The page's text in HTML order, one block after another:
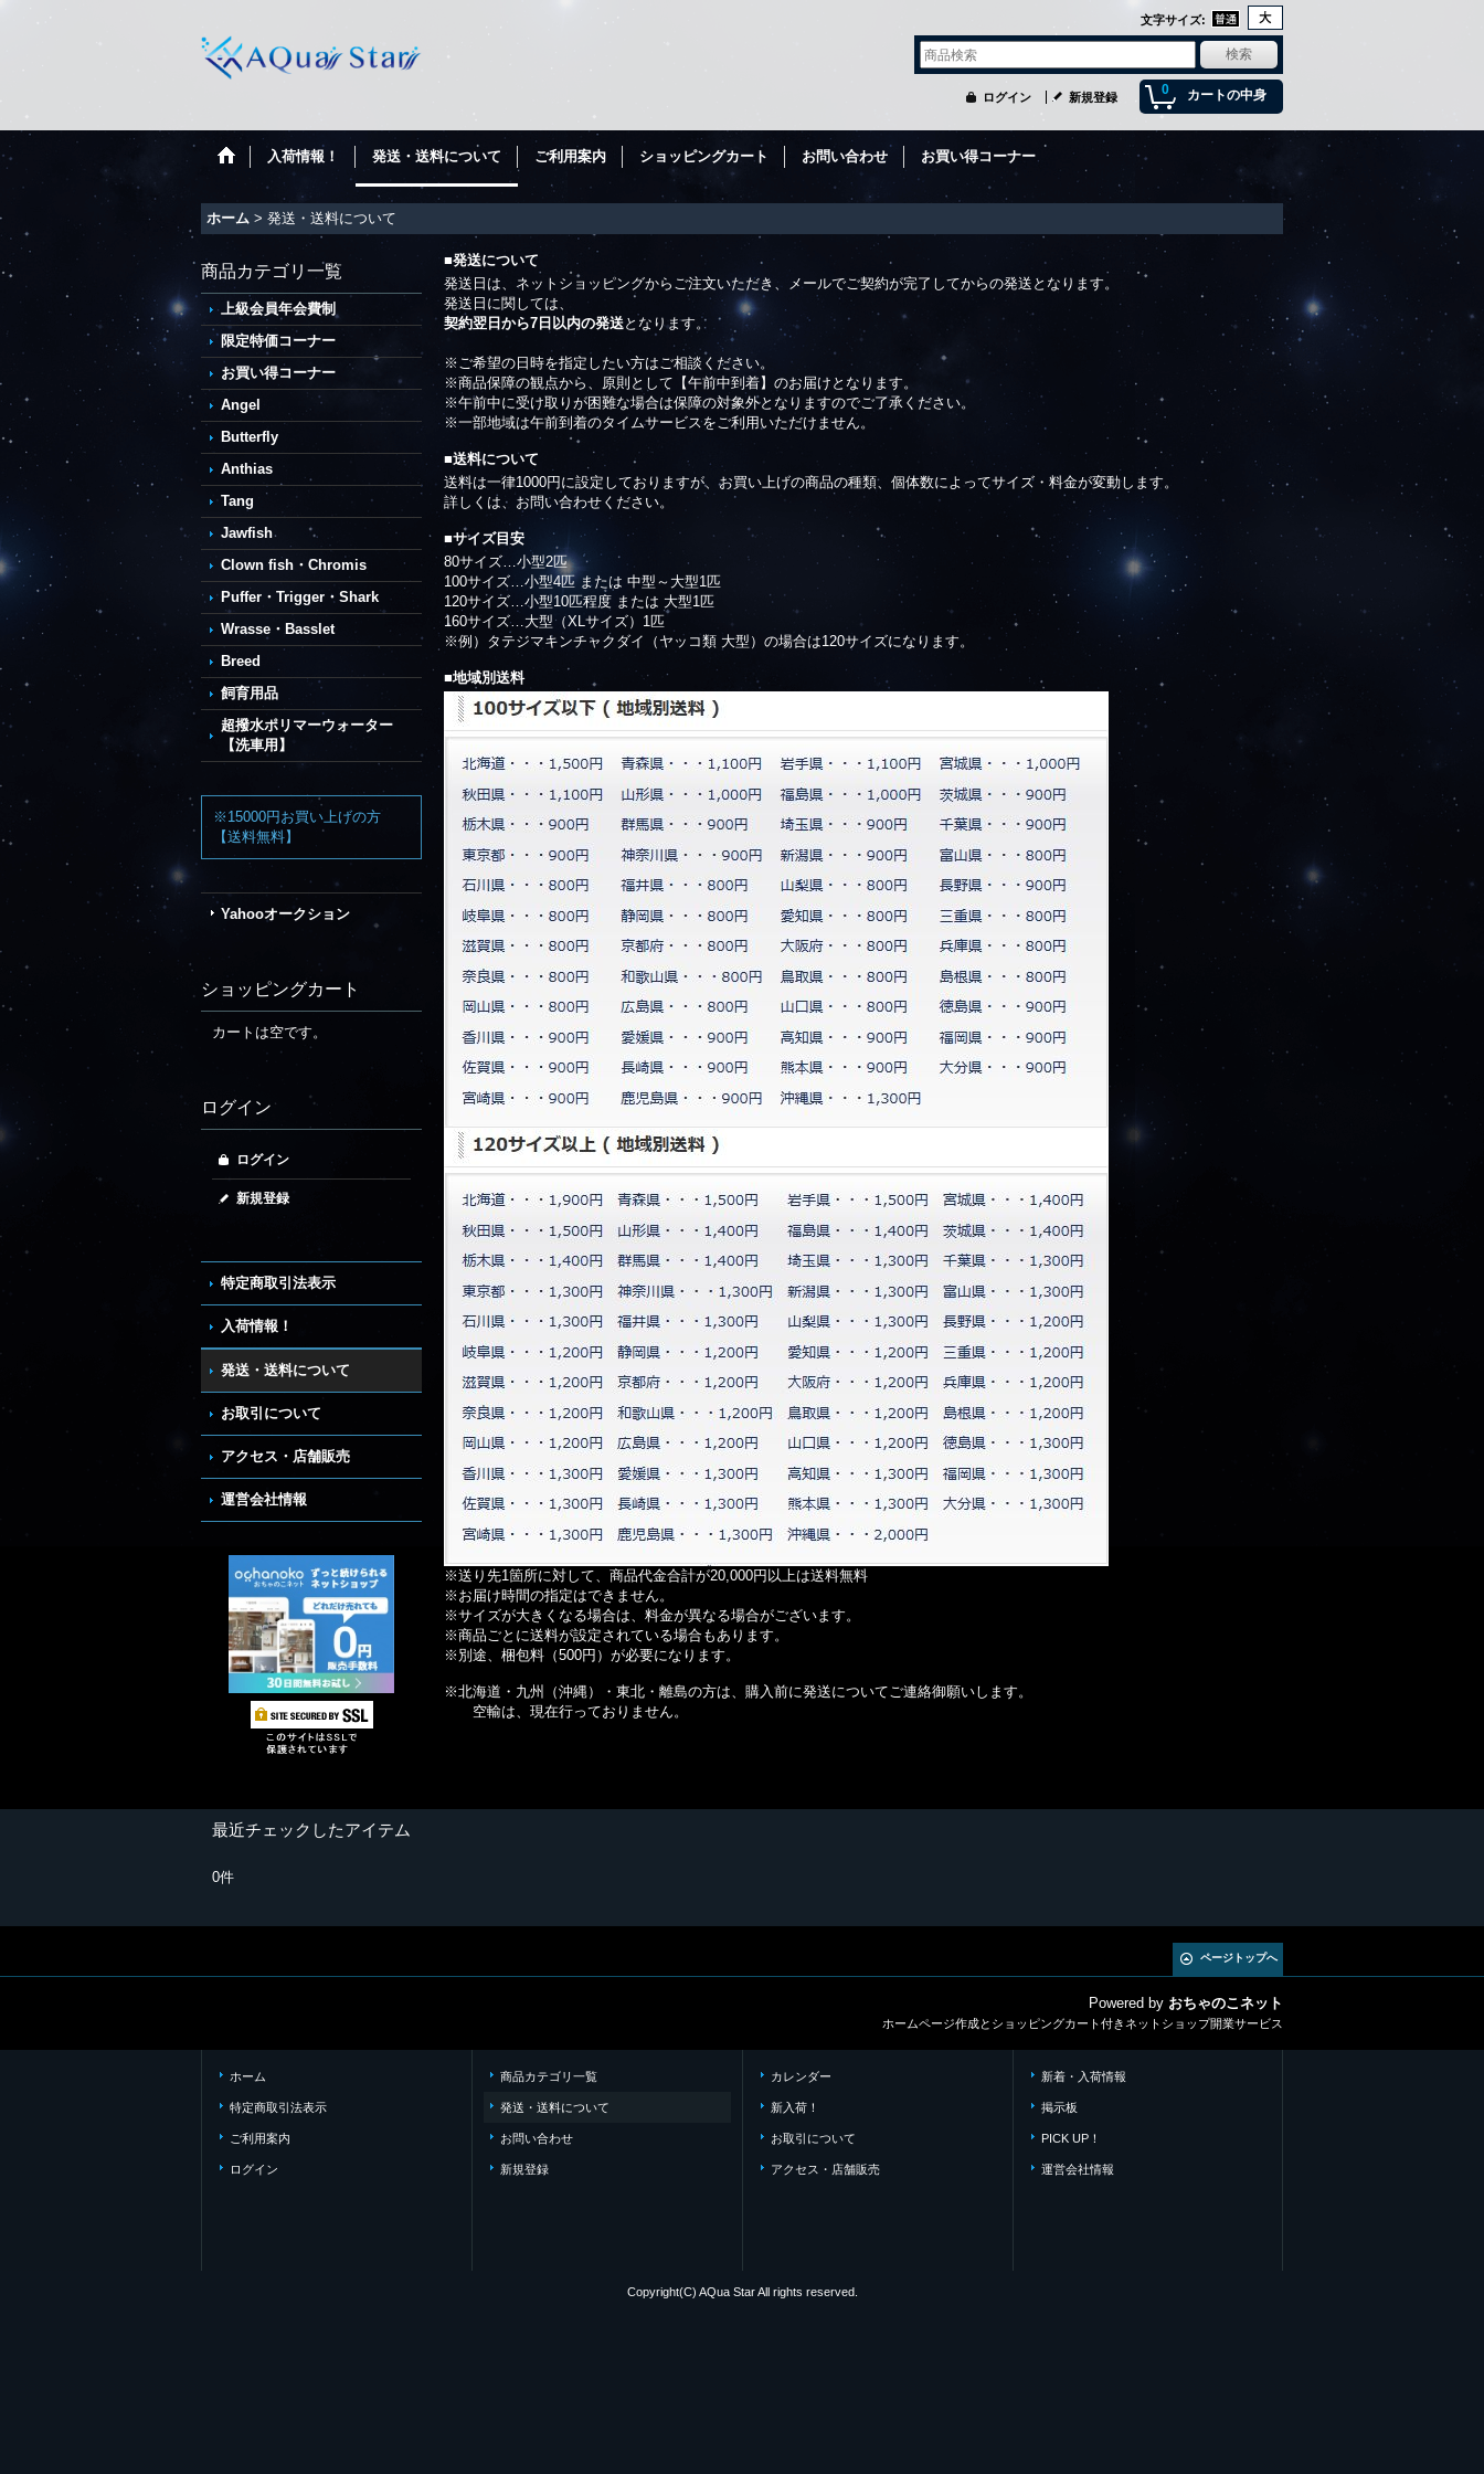
文字サイズ:
0 カートの中身
ログイン 新規登録
入荷情報！ 発送・送料について ご利用案内 ショッピングカート お問い合わせ お買い得コーナー
ホーム > 発送・送料について
商品カテゴリ一覧
上級会員年会費制
限定特価コーナー
お買い得コーナー
Angel
Butterfly
Anthias
Tang
Jawfish
Clown fish・Chromis
Puffer・Trigger・Shark
Wrasse・Basslet
Breed
飼育用品
超撥水ポリマーウォーター
【洗車用】
※15000円お買い上げの方
【送料無料】
Yahooオークション
ショッピングカート
カートは空です。
ログイン
ログイン
新規登録
特定商取引法表示
入荷情報！
発送・送料について
お取引について
アクセス・店舗販売
運営会社情報
■発送について
発送日は、ネットショッピングからご注文いただき、メールでご契約が完了してからの発送となります。
発送日に関しては、
契約翌日から7日以内の発送となります。
※ご希望の日時を指定したい方はご相談ください。
※商品保障の観点から、原則として【午前中到着】のお届けとなります。
※午前中に受け取りが困難な場合は保障の対象外となりますのでご了承ください。
※一部地域は午前到着のタイムサービスをご利用いただけません。
■送料について
送料は一律1000円に設定しておりますが、お買い上げの商品の種類、個体数によってサイズ・料金が変動します。
詳しくは、お問い合わせください。
■サイズ目安
80サイズ…小型2匹
100サイズ…小型4匹 または 中型～大型1匹
120サイズ…小型10匹程度 または 大型1匹
160サイズ…大型（XLサイズ）1匹
※例）タテジマキンチャクダイ（ヤッコ類 大型）の場合は120サイズになります。
■地域別送料
※送り先1箇所に対して、商品代金合計が20,000円以上は送料無料
※お届け時間の指定はできません。
※サイズが大きくなる場合は、料金が異なる場合がございます。
※商品ごとに送料が設定されている場合もあります。
※別途、梱包料（500円）が必要になります。
※北海道・九州（沖縄）・東北・離島の方は、購入前に発送についてご連絡御願いします。
空輸は、現在行っておりません。
最近チェックしたアイテム
0件
ページトップへ
Powered by おちゃのこネット
ホームページ作成とショッピングカート付きネットショップ開業サービス
ホーム
特定商取引法表示
ご利用案内
ログイン
商品カテゴリ一覧
発送・送料について
お問い合わせ
新規登録
カレンダー
新入荷！
お取引について
アクセス・店舗販売
新着・入荷情報
掲示板
PICK UP！
運営会社情報
Copyright(C) AQua Star All rights reserved.